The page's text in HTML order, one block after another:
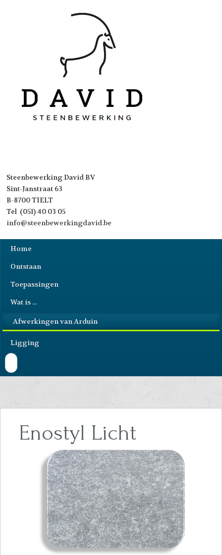
Steenbewerking David BV
Sint-Janstraat 63
B-8700 TIELT
Tel (051) 40 03 05
info@steenbewerkingdavid.be
Home
Ontstaan
Toepassingen
Wat is ...
Afwerkingen van Arduin
Ligging
Enostyl Licht